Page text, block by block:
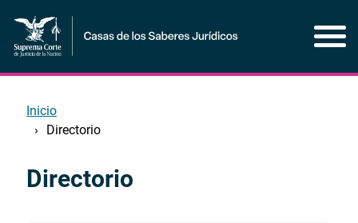
al
principal
Inicio
Directorio
Inicio
Directorio